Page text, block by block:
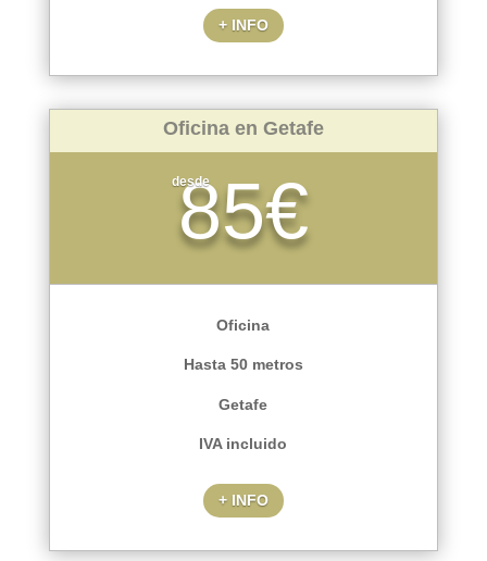
+ INFO
Oficina en Getafe
desde
85€
Oficina
Hasta 50 metros
Getafe
IVA incluido
+ INFO